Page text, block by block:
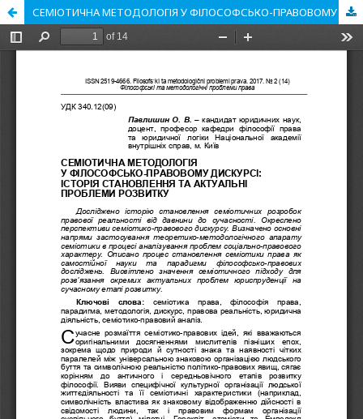
СЕМІОТИЧНА МЕТОДОЛОГІЯ У ФІЛОСОФСЬКО-ПРАВОВОМУ ДИСКУРСІ: ІСТОРІЯ СТАНОВЛЕННЯ ТА АКТУАЛЬНІ ПРОБЛЕМИ РОЗВИТКУ